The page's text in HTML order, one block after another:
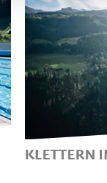
KLETTERN